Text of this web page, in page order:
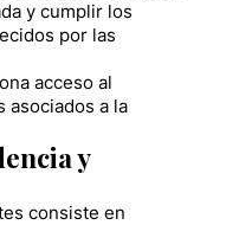
y cumplir los
por las
acceso al
asociados a la
y
consiste en